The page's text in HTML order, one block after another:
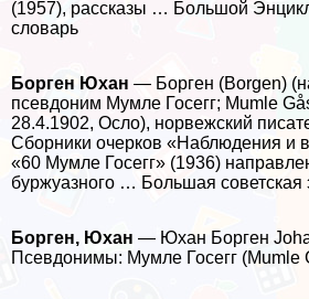
(1957), рассказы … Большой
словарь
Борген Юхан — Борген (Borgen)
псевдоним Мумле Госегг; Mumle
28.4.1902, Осло), норвежский
Сборники очерков «Наблюдения и
«60 Мумле Госегг» (1936)
буржуазного … Большая советская
Борген, Юхан — Юхан Борген
Псевдонимы: Мумле Госегг